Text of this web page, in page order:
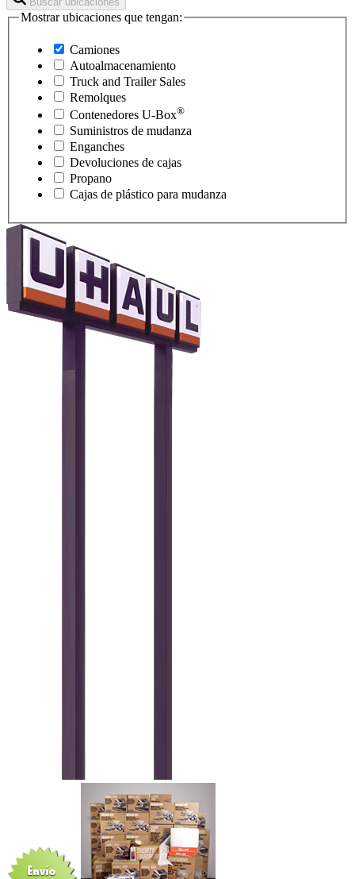
Mostrar ubicaciones que tengan:
Camiones
Autoalmacenamiento
Truck and Trailer Sales
Remolques
Contenedores U-Box®
Suministros de mudanza
Enganches
Devoluciones de cajas
Propano
Cajas de plástico para mudanza